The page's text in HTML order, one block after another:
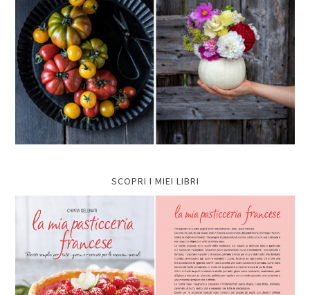
SCOPRI I MIEI LIBRI